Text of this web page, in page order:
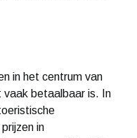
in het centrum van
vaak betaalbaar is. In
in